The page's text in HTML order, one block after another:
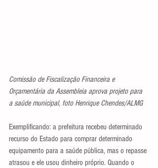
Comissão de Fiscalização Financeira e
Orçamentária da Assembleia aprova projeto para
a saúde municipal, foto Henrique Chendes/ALMG
Exemplificando: a prefeitura recebeu determinado
recurso do Estado para comprar determinado
equipamento para a saúde pública, mas o repasse
atrasou e ele usou dinheiro próprio. Quando o